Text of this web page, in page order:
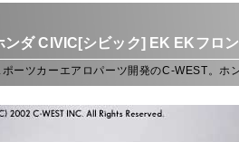
ンダ CIVIC[シビック] EK EKフロ
ポーツカーエアロパーツ開発のC-WEST。ホ